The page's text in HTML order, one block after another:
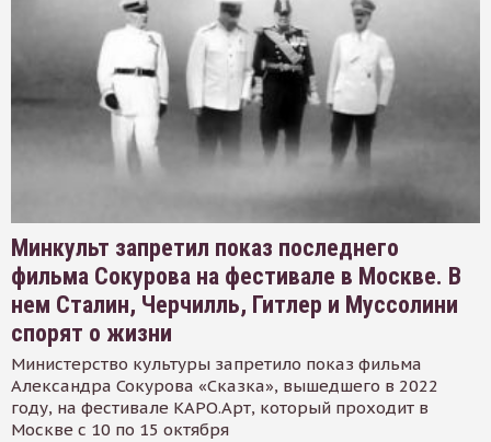
Минкульт запретил показ последнего
фильма Сокурова на фестивале в Москве. В
нем Сталин, Черчилль, Гитлер и Муссолини
спорят о жизни
Министерство культуры запретило показ фильма
Александра Сокурова «Сказка», вышедшего в 2022
году, на фестивале КАРО.Арт, который проходит в
Москве с 10 по 15 октября